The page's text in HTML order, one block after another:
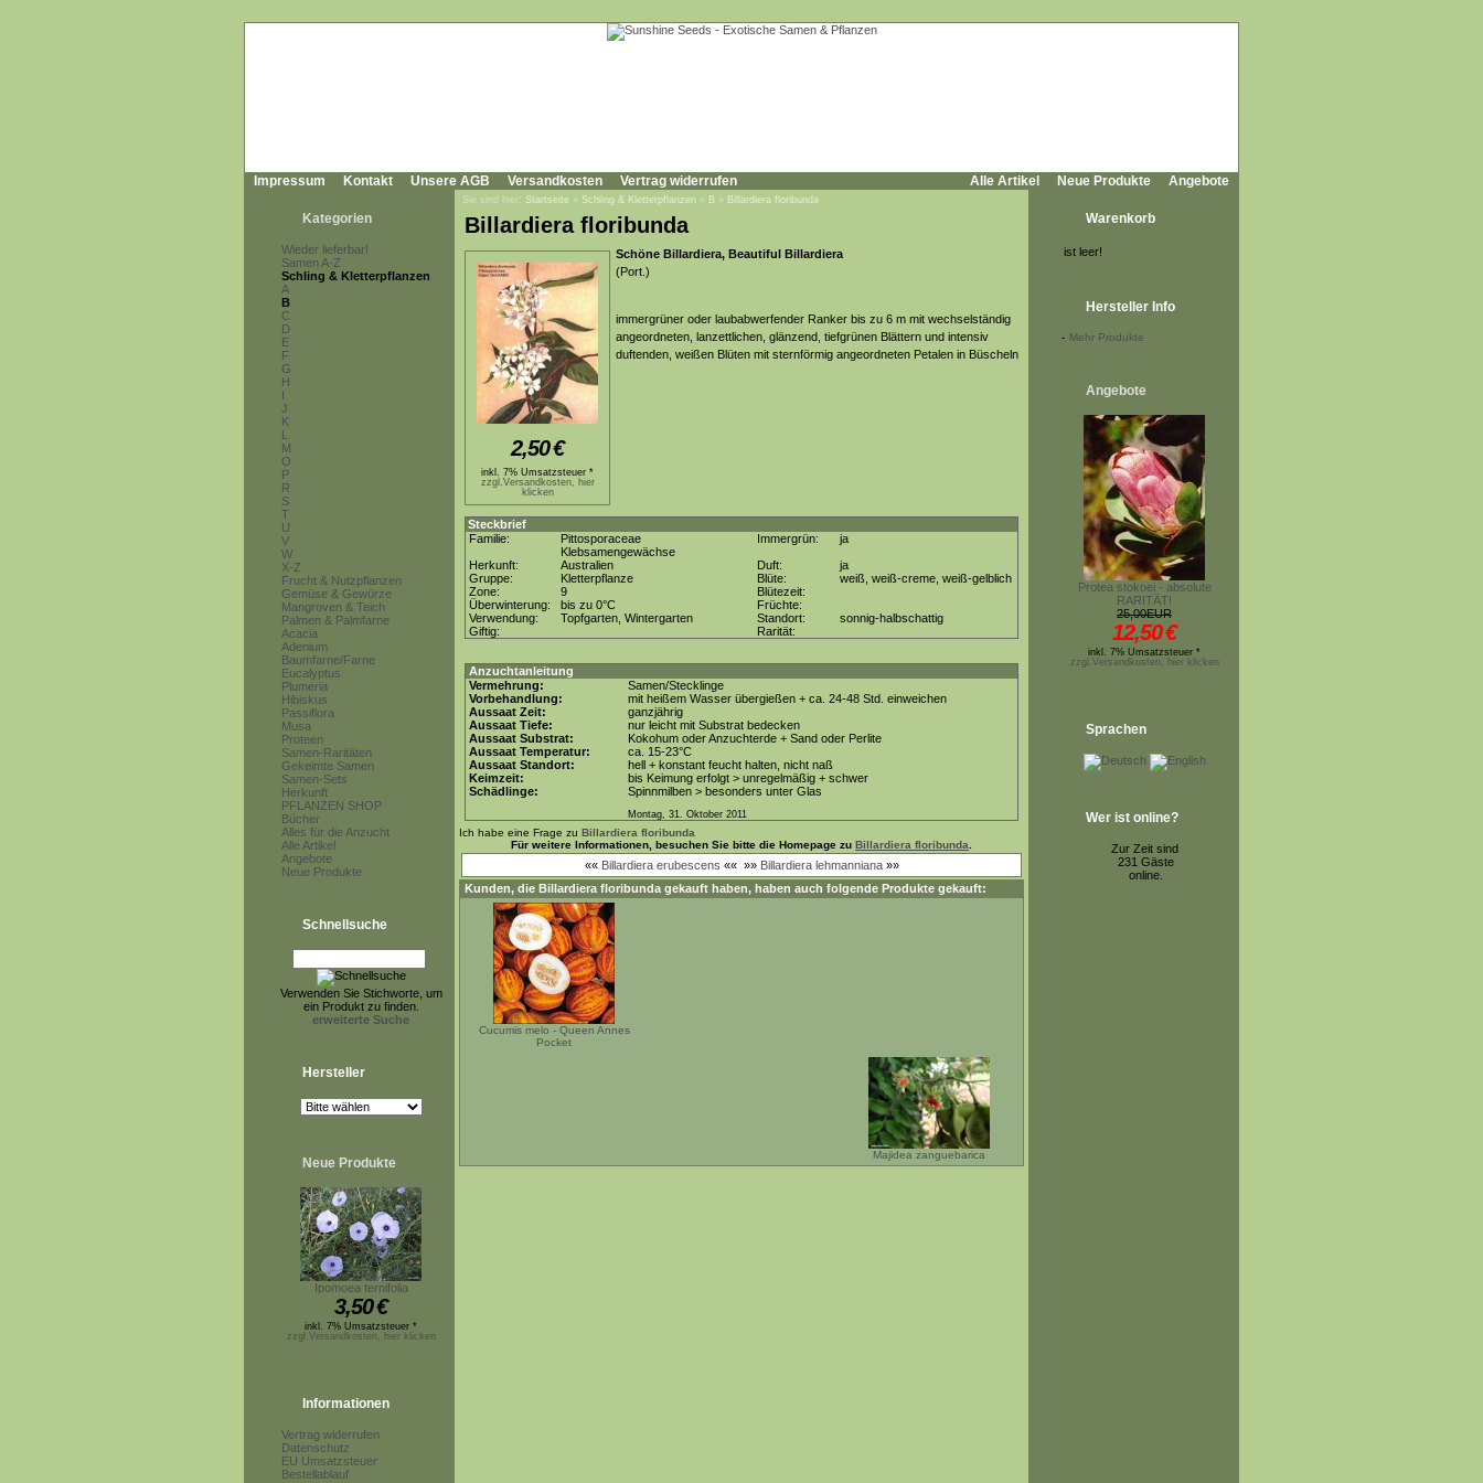
Impressum Kontakt Unsere AGB Versandkosten Vertrag widerrufen Alle Artikel Neue Produkte Angebote
Kategorien
Wieder lieferbar!
Samen A-Z
Schling & Kletterpflanzen
A
B
C
D
E
F
G
H
I
J
K
L
M
O
P
R
S
T
U
V
W
X-Z
Frucht & Nutzpflanzen
Gemüse & Gewürze
Mangroven & Teich
Palmen & Palmfarne
Acacia
Adenium
Baumfarne/Farne
Eucalyptus
Plumeria
Hibiskus
Passiflora
Musa
Proteen
Samen-Raritäten
Gekeimte Samen
Samen-Sets
Herkunft
PFLANZEN SHOP
Bücher
Alles für die Anzucht
Alle Artikel
Angebote
Neue Produkte
Schnellsuche
Verwenden Sie Stichworte, um
ein Produkt zu finden.
erweiterte Suche
Hersteller
Neue Produkte
Ipomoea ternifolia
3,50€
inkl. 7% Umsatzsteuer *
zzgl.Versandkosten, hier klicken
Informationen
Vertrag widerrufen
Datenschutz
EU Umsatzsteuer
Bestellablauf
Sie sind hier: Startseite » Schling & Kletterpflanzen » B » Billardiera floribunda
Billardiera floribunda
2,50€
inkl. 7% Umsatzsteuer *
zzgl.Versandkosten, hier
klicken
Schöne Billardiera, Beautiful Billardiera
(Port.)
immergrüner oder laubabwerfender Ranker bis zu 6 m mit wechselständig
angeordneten, lanzettlichen, glänzend, tiefgrünen Blättern und intensiv
duftenden, weißen Blüten mit sternförmig angeordneten Petalen in Büscheln
Steckbrief
Familie:
Pittosporaceae
Klebsamengewächse
Immergrün:
ja
Herkunft:
Australien Duft:
ja
Gruppe:
Kletterpflanze Blüte:
weiß, weiß-creme, weiß-gelblich
Zone:
9
Blütezeit:
Überwinterung:
bis zu 0°C
Früchte:
Verwendung:
Topfgarten, Wintergarten Standort:
sonnig-halbschattig
Giftig:
Rarität:
Anzuchtanleitung
Vermehrung:
Samen/Stecklinge
Vorbehandlung:
mit heißem Wasser übergießen + ca. 24-48 Std. einweichen
Aussaat Zeit:
ganzjährig
Aussaat Tiefe:
nur leicht mit Substrat bedecken
Aussaat Substrat:
Kokohum oder Anzuchterde + Sand oder Perlite
Aussaat Temperatur:
ca. 15-23°C
Aussaat Standort:
hell + konstant feucht halten, nicht naß
Keimzeit:
bis Keimung erfolgt > unregelmäßig + schwer
Schädlinge:
Spinnmilben > besonders unter Glas
Montag, 31. Oktober 2011
Ich habe eine Frage zu Billardiera floribunda
Für weitere Informationen, besuchen Sie bitte die Homepage zu Billardiera floribunda
«« Billardiera erubescens «« »» Billardiera lehmanniana»»
Kunden, die Billardiera floribunda gekauft haben, haben auch folgende Produkte gekauft:
Cucumis melo - Queen Annes
Pocket
Majidea zanguebarica
Warenkorb
ist leer!
Hersteller Info
- Mehr Produkte
Angebote
Protea stokoei - absolute
RARITÄT!
25,00EUR
12,50€
inkl. 7% Umsatzsteuer *
zzgl.Versandkosten, hier klicken
Sprachen
Wer ist online?
Zur Zeit sind
231 Gäste
online.